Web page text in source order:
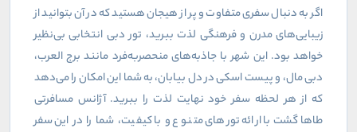
اگر به دنبال سفری متفاوت و پر از هیجان هستید که در آن بتوانید از
زیبایی‌های مدرن و فرهنگی لذت ببرید، تور دبی انتخابی بی‌نظیر
خواهد بود. این شهر با جاذبه‌های منحصربه‌فرد مانند برج العرب،
دبی مال، و پیست اسکی در دل بیابان، به شما این امکان را می‌دهد
که از هر لحظه سفر خود نهایت لذت را ببرید. آژانس مسافرتی
طاهاگشت با ارائه تورهای متنوع و با کیفیت، شما را در این سفر